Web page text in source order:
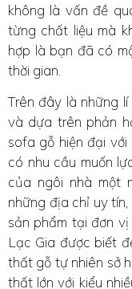
không là vấn đề
từng chất liệu mà
hợp là bạn đã có
thời gian.
Trên đây là những
và dựa trên phản
sofa gỗ hiện đại
có nhu cầu muốn
của ngôi nhà một
những địa chỉ uy
sản phẩm tại đơn
Lạc Gia được biết
thất gỗ tự nhiên sở
thất lớn với kiểu